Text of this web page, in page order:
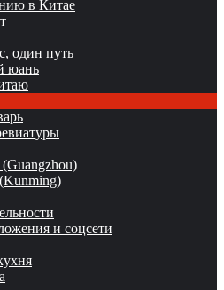
в Китае
один путь
юань
и соцсети